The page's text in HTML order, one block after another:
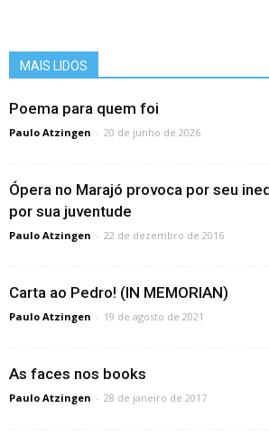
MAIS LIDOS
Poema para quem foi
Paulo Atzingen - 20 de junho de 2026
Ópera no Marajó provoca por seu
por sua juventude
Paulo Atzingen - 22 de dezembro de 2016
Carta ao Pedro! (IN MEMORIAN)
Paulo Atzingen - 19 de agosto de 2021
As faces nos books
Paulo Atzingen - 28 de janeiro de 2017